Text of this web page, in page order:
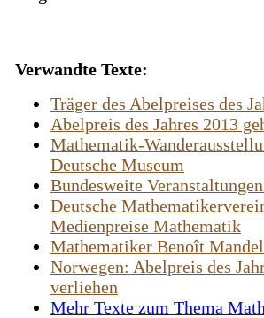
Verwandte Texte:
Träger des Abelpreises des
Abelpreis des Jahres 2013
Mathematik-
Deutsche Museum
Bundesweite
Deutsche
Medienpreise Mathematik
Mathematiker Benoît
Norwegen: Abelpreis des
verliehen
Mehr Texte zum Thema